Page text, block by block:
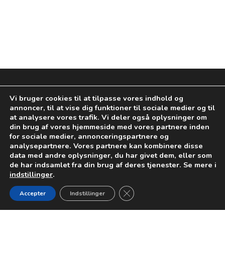
Vi bruger cookies til at tilpasse vores indhold og
annoncer, til at vise dig funktioner til sociale medier og til
at analysere vores trafik. Vi deler også oplysninger om
din brug af vores hjemmeside med vores partnere inden
for sociale medier, annonceringspartnere og
analysepartnere. Vores partnere kan kombinere disse
data med andre oplysninger, du har givet dem, eller som
de har indsamlet fra din brug af deres tjenester. Se mere i
indstillinger.
Accepter Indstillinger Close GDPR Cookie Banner